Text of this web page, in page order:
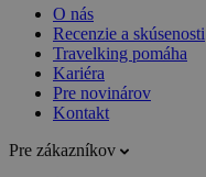
O nás
Recenzie a skúsenosti
Travelking pomáha
Kariéra
Pre novinárov
Kontakt
Pre zákazníkov